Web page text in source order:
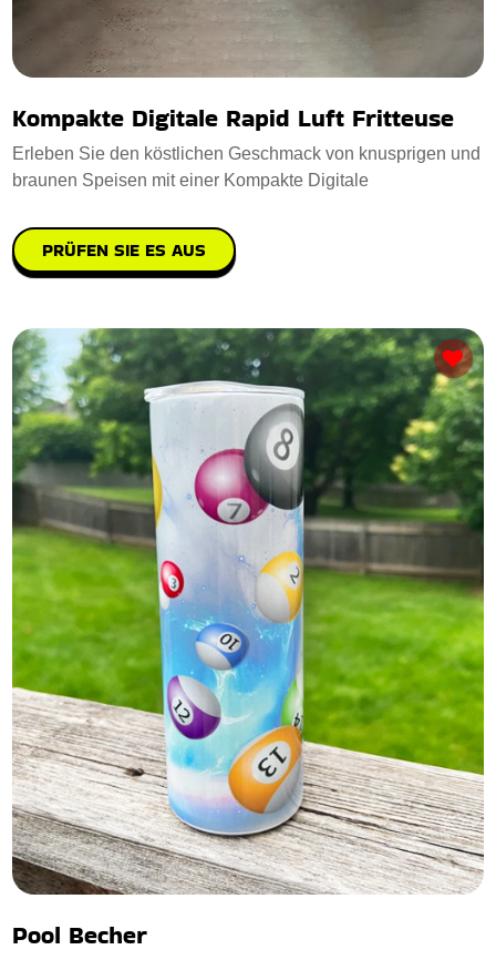
Kompakte Digitale Rapid Luft Fritteuse
Erleben Sie den köstlichen Geschmack von knusprigen und
braunen Speisen mit einer Kompakte Digitale
PRÜFEN SIE ES AUS
Pool Becher